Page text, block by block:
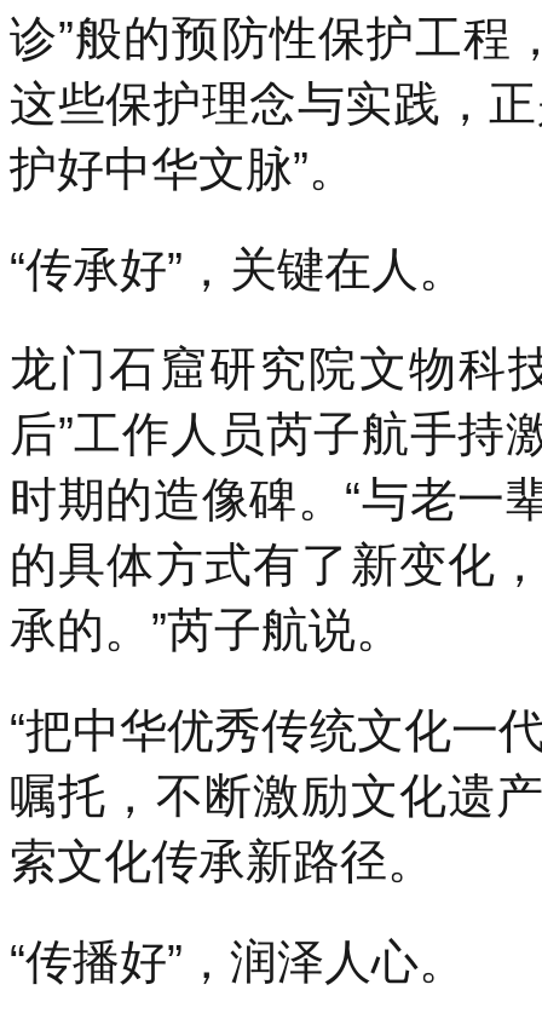
诊”般的预防性保护工程
这些保护理念与实践，
护好中华文脉”。
“传承好”，关键在人。
龙门石窟研究院文物科
后”工作人员芮子航手持
时期的造像碑。“与老一
的具体方式有了新变化
承的。”芮子航说。
“把中华优秀传统文化一
嘱托，不断激励文化遗
索文化传承新路径。
“传播好”，润泽人心。